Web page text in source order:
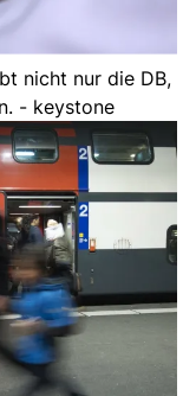
nicht nur die DB,
- keystone